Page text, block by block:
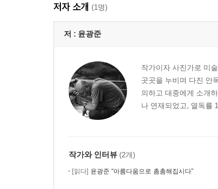
저자 소개 (1명)
저 : 윤광준
작가이자 사진가로 미
곳곳을 누비며 다진 안
의하고 대중에게 소개
나 연재되었고, 열독률
작가와 인터뷰 (2개)
[읽다] 윤광준 “아름다움으로 촘촘해집시다”